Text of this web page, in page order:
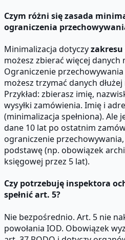
Czym różni się zasada
ograniczenia
Minimalizacja dotyczyzakresu
możesz zbierać więcej
Ograniczenie
możesz trzymać danych
Przykład: zbierasz imię,
wysyłki zamówienia. Imię i
(minimalizacja spełniona). Ale
dane 10 lat po ostatnim
ograniczenie
podstawę (np. obowiązek
księgowej przez 5 lat).
Czy potrzebuję inspektora
spełnić art. 5?
Nie bezpośrednio. Art. 5 nie
powołania IOD. Obowiązek